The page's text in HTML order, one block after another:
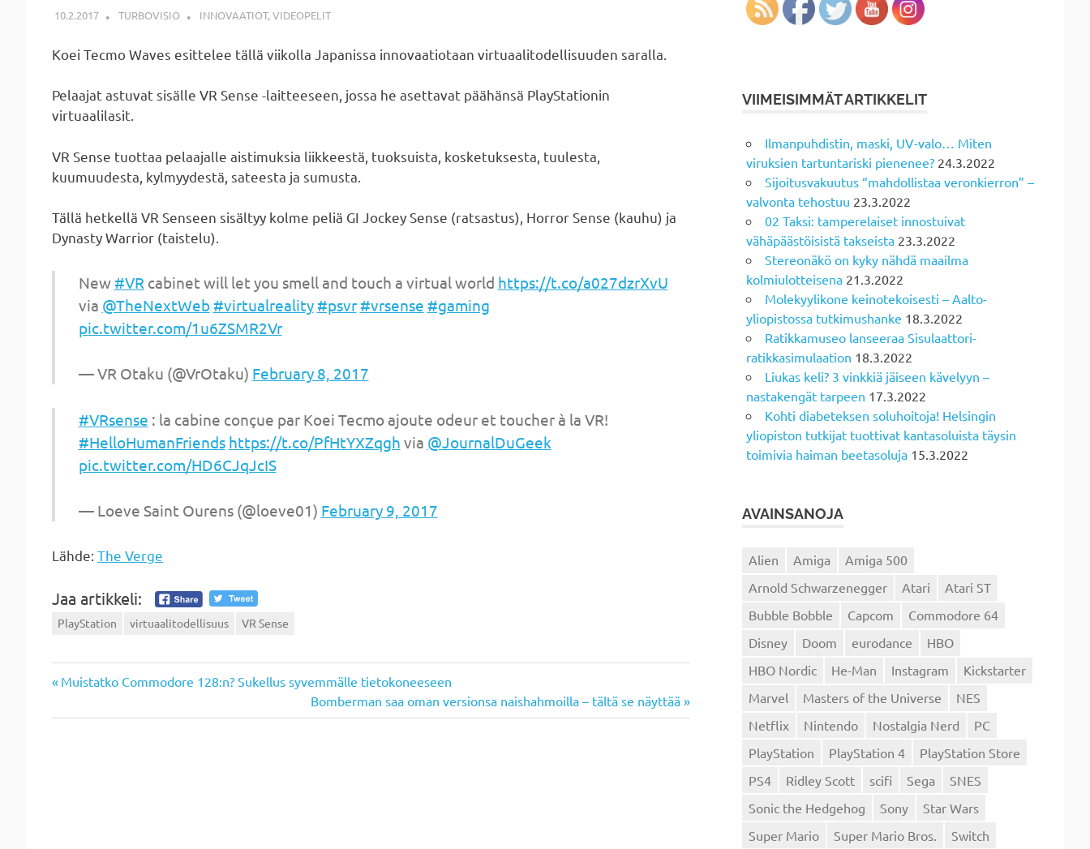
10.2.2017 TURBOVISIO INNOVAATIOT,VIDEOPELIT
Koei Tecmo Waves esittelee tällä viikolla Japanissa innovaatiotaan virtuaalitodellisuuden saralla.
Pelaajat astuvat sisälle VR Sense -laitteeseen, jossa he asettavat päähänsä PlayStationin
virtuaalilasit.
VR Sense tuottaa pelaajalle aistimuksia liikkeestä, tuoksuista, kosketuksesta, tuulesta,
kuumuudesta, kylmyydestä, sateesta ja sumusta.
Tällä hetkellä VR Senseen sisältyy kolme peliä GI Jockey Sense (ratsastus), Horror Sense (kauhu) ja
Dynasty Warrior (taistelu).
New #VR cabinet will let you smell and touch a virtual world https://t.co/a027dzrXvU
via @TheNextWeb #virtualreality #psvr #vrsense #gaming
pic.twitter.com/1u6ZSMR2Vr
— VR Otaku (@VrOtaku) February 8, 2017
#VRsense : la cabine conçue par Koei Tecmo ajoute odeur et toucher à la VR!
#HelloHumanFriends https://t.co/PfHtYXZqgh via @JournalDuGeek
pic.twitter.com/HD6CJqJcIS
— Loeve Saint Ourens (@loeve01) February 9, 2017
Lähde: The Verge
Jaa artikkeli:
PlayStation virtuaalitodellisuus VR Sense
Artikkelien
selaus
Previous
Muistatko Commodore 128:n? Sukellus syvemmälle tietokoneeseen
Next
Post:
Bomberman saa oman versionsa naishahmoilla – tältä se näyttää
VIIMEISIMMÄT ARTIKKELIT
Ilmanpuhdistin, maski, UV-valo… Miten
viruksien tartuntariski pienenee? 24.3.2022
Sijoitusvakuutus “mahdollistaa veronkierron” –
valvonta tehostuu 23.3.2022
02 Taksi: tamperelaiset innostuivat
vähäpäästöisistä takseista 23.3.2022
Stereonäkö on kyky nähdä maailma
kolmiulotteisena 21.3.2022
Molekyylikone keinotekoisesti – Aalto-
yliopistossa tutkimushanke 18.3.2022
Ratikkamuseo lanseeraa Sisulaattori-
ratikkasimulaation 18.3.2022
Liukas keli? 3 vinkkiä jäiseen kävelyyn –
nastakengät tarpeen 17.3.2022
Kohti diabeteksen soluhoitoja! Helsingin
yliopiston tutkijat tuottivat kantasoluista täysin
toimivia haiman beetasoluja 15.3.2022
AVAINSANOJA
Alien Amiga
Amiga 500
Arnold Schwarzenegger
Atari
Atari ST
Bubble Bobble
Capcom
Commodore 64
Disney
Doom eurodance
HBO
HBO Nordic
He-Man Instagram
Kickstarter
Marvel
Masters of the Universe
NES
Netflix
Nintendo Nostalgia Nerd
PC
PlayStation
PlayStation 4
PlayStation Store
PS4
Ridley Scott scifi Sega
SNES
Sonic the Hedgehog
Sony
Star Wars
Super Mario
Super Mario Bros. Switch